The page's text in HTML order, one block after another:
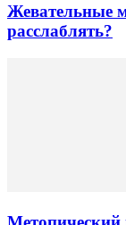
Жевательные
расслаблять?